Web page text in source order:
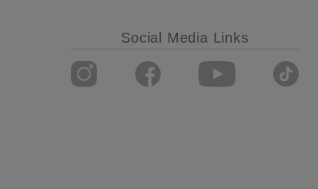
Social Media Links